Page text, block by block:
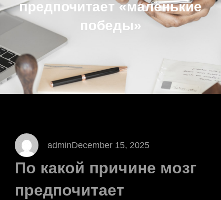
предпочитает «маленькие
победы»
adminDecember 15, 2025
По какой причине мозг
предпочитает